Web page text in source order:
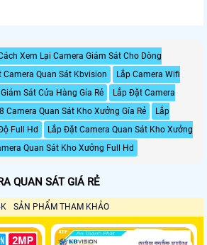
Xem Lại Camera Giám Sát Cho Dòng
Camera Quan Sát Kbvision
Lắp Camera Wifi
Sát Cửa Hàng Gía Rẻ
Lắp Đặt Camera
Camera Quan Sát Kho Xưởng Gía Rẻ
Lắp
Full Hd
Lắp Đặt Camera Quan Sát Kho Xưởng
Quan Sát Kho Xưởng Full Hd
QUAN SÁT GIÁ RẺ
SẢN PHẨM THAM KHẢO